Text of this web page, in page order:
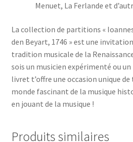
Menuet, La Ferlande et
La collection de partitions «
den Beyart, 1746 » est une
tradition musicale de la
sois un musicien expérimenté ou
livret t’offre une occasion unique
monde fascinant de la musique
en jouant de la musique !
Produits similaires